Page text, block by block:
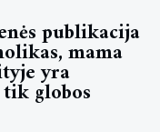
publikacija
mama
yra
globos